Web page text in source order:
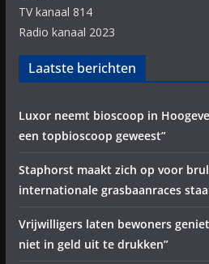
TV kanaal 814
Radio kanaal 2023
Laatste berichten
Luxor neemt bioscoop in
een topbioscoop geweest”
Staphorst maakt zich op voor
internationale grasbaanraces
Vrijwilligers laten bewoners
niet in geld uit te drukken”